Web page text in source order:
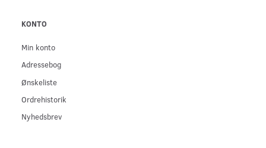
KONTO
Min konto
Adressebog
Ønskeliste
Ordrehistorik
Nyhedsbrev